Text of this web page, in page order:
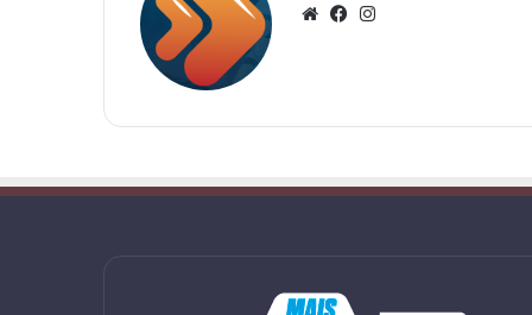
WebsiteFacebook